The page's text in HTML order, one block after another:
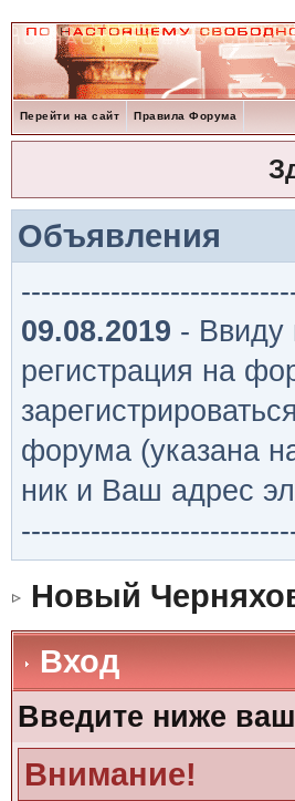
Перейти на сайт Правила Форума
Объявления
09.08.2019 - Ввиду
регистрация на
форума (указана
ник и Ваш адрес
Новый
Вход
Введите ниже
Внимание!